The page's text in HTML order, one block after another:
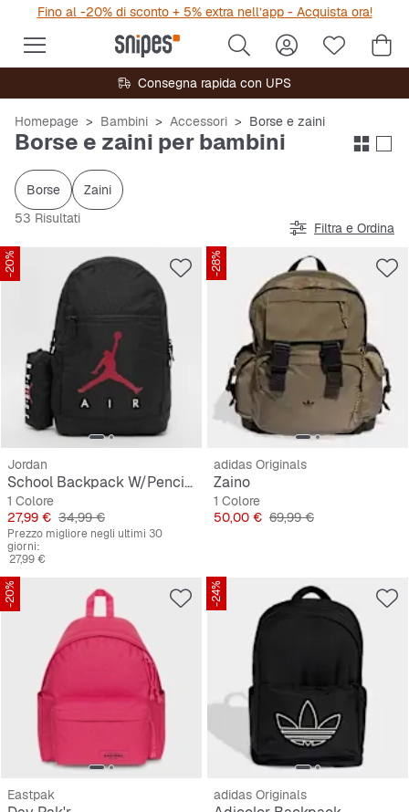
Fino al -20% di sconto + 5% extra nell’app - Acquista ora!
Consegna rapida con UPS
Homepage Bambini Accessori Borse e zaini
Borse e zaini per bambini
Borse
Zaini
53 Risultati
Filtra e Ordina
-20%
Jordan
School Backpack W/Pencil Case
1 Colore
Prezzo
27,99 € Prezzo originale
34,99 €
Prezzo migliore negli ultimi 30
giorni:
27,99 €
-28%
adidas Originals
Zaino
1 Colore
Prezzo
50,00 € Prezzo originale
69,99 €
-20%
Eastpak
-24%
adidas Originals